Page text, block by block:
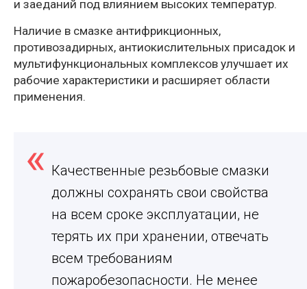
и заеданий под влиянием высоких температур.
Наличие в смазке антифрикционных,
противозадирных, антиокислительных присадок и
мультифункциональных комплексов улучшает их
рабочие характеристики и расширяет области
применения.
Качественные резьбовые смазки
должны сохранять свои свойства
на всем сроке эксплуатации, не
терять их при хранении, отвечать
всем требованиям
пожаробезопасности. Не менее